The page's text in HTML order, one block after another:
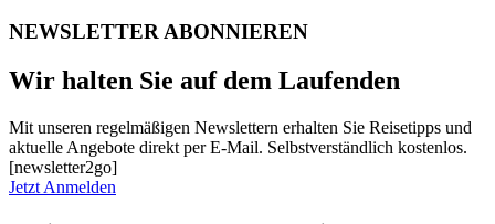
NEWSLETTER ABONNIEREN
Wir halten Sie auf dem Laufenden
Mit unseren regelmäßigen Newslettern erhalten Sie Reisetipps und
aktuelle Angebote direkt per E-Mail. Selbstverständlich kostenlos.
[newsletter2go]
Jetzt Anmelden